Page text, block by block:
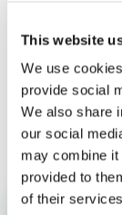
This website
We use
provide social
We also share
our social
may combine it
provided to
of their
Nombre*